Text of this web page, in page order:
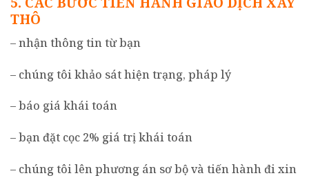
THÔ
– nhận thông tin từ bạn
– chúng tôi khảo sát hiện trạng, pháp lý
– báo giá khái toán
– bạn đặt cọc 2% giá trị khái toán
– chúng tôi lên phương án sơ bộ và tiến hành đi xin